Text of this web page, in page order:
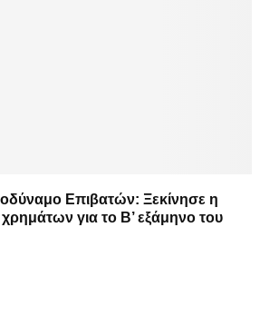
Επιβατών: Ξεκίνησε η
για το Β’ εξάμηνο του